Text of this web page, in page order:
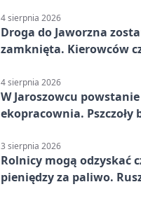
4 sierpnia 2026
Droga do Jaworzna
zamknięta. Kierowców
4 sierpnia 2026
W Jaroszowcu powstanie
ekopracownia. Pszczoły
3 sierpnia 2026
Rolnicy mogą odzyskać
pieniędzy za paliwo.